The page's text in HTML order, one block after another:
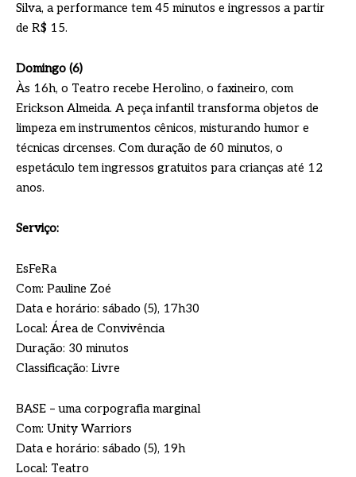
Silva, a performance tem 45 minutos e ingressos a partir
de R$ 15.
Domingo (6)
Às 16h, o Teatro recebe Herolino, o faxineiro, com
Erickson Almeida. A peça infantil transforma objetos de
limpeza em instrumentos cênicos, misturando humor e
técnicas circenses. Com duração de 60 minutos, o
espetáculo tem ingressos gratuitos para crianças até 12
anos.
Serviço:
EsFeRa
Com: Pauline Zoé
Data e horário: sábado (5), 17h30
Local: Área de Convivência
Duração: 30 minutos
Classificação: Livre
BASE – uma corpografia marginal
Com: Unity Warriors
Data e horário: sábado (5), 19h
Local: Teatro